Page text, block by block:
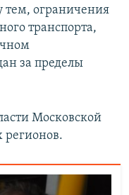
ограничения
транспорта,
за пределы
Московской
регионов.